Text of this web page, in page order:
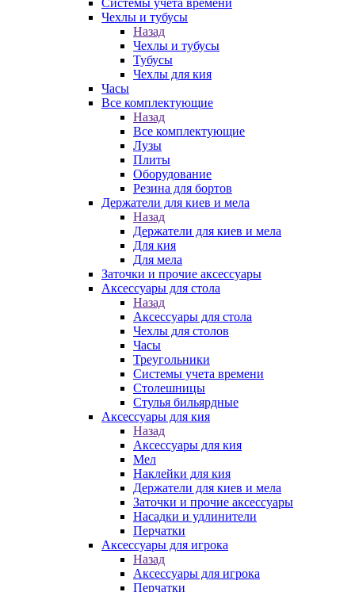
Системы учета времени
Чехлы и тубусы
Назад
Чехлы и тубусы
Тубусы
Чехлы для кия
Часы
Все комплектующие
Назад
Все комплектующие
Лузы
Плиты
Оборудование
Резина для бортов
Держатели для киев и мела
Назад
Держатели для киев и мела
Для кия
Для мела
Заточки и прочие аксессуары
Аксессуары для стола
Назад
Аксессуары для стола
Чехлы для столов
Часы
Треугольники
Системы учета времени
Столешницы
Стулья бильярдные
Аксессуары для кия
Назад
Аксессуары для кия
Мел
Наклейки для кия
Держатели для киев и мела
Заточки и прочие аксессуары
Насадки и удлинители
Перчатки
Аксессуары для игрока
Назад
Аксессуары для игрока
Перчатки